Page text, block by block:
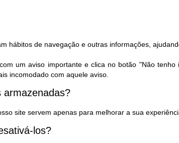
hábitos de navegação e outras informações,
um aviso importante e clica no botão "Não
incomodado com aquele aviso.
armazenadas?
site servem apenas para melhorar a sua
los?